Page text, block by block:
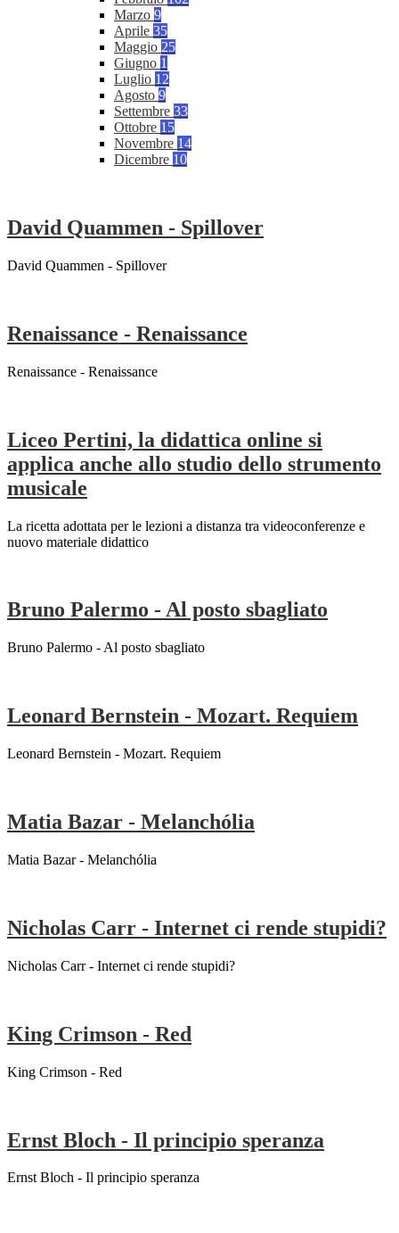
Marzo 9
Aprile 35
Maggio 25
Giugno 1
Luglio 12
Agosto 9
Settembre 33
Ottobre 15
Novembre 14
Dicembre 10
David Quammen - Spillover
David Quammen - Spillover
Renaissance - Renaissance
Renaissance - Renaissance
Liceo Pertini, la didattica online si
applica anche allo studio dello strumento
musicale
La ricetta adottata per le lezioni a distanza tra videoconferenze e
nuovo materiale didattico
Bruno Palermo - Al posto sbagliato
Bruno Palermo - Al posto sbagliato
Leonard Bernstein - Mozart. Requiem
Leonard Bernstein - Mozart. Requiem
Matia Bazar - Melanchólia
Matia Bazar - Melanchólia
Nicholas Carr - Internet ci rende stupidi?
Nicholas Carr - Internet ci rende stupidi?
King Crimson - Red
King Crimson - Red
Ernst Bloch - Il principio speranza
Ernst Bloch - Il principio speranza